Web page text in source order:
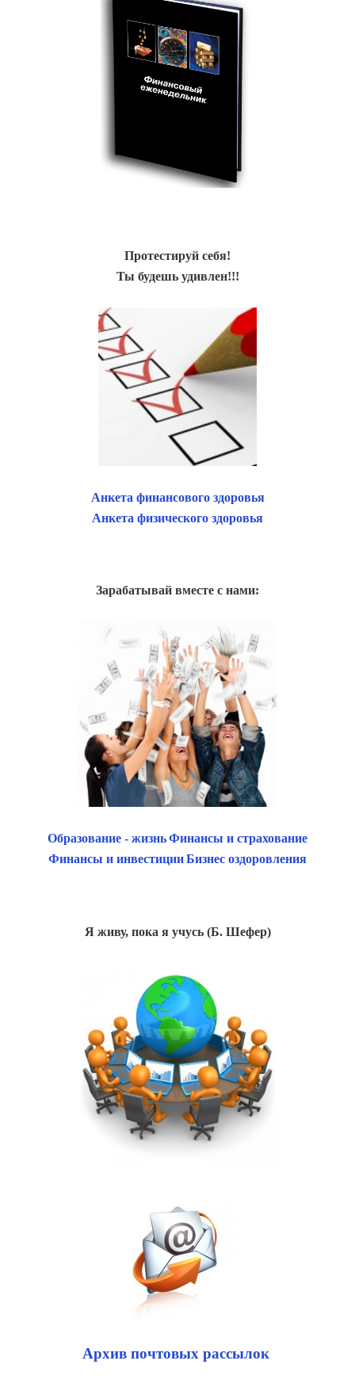
Протестируй себя!
Ты будешь удивлен!!!
Анкета финансового здоровья
Анкета физического здоровья
Зарабатывай вместе с нами:
Образование - жизньФинансы и страхование
Финансы и инвестицииБизнес оздоровления
Я живу, пока я учусь (Б. Шефер)
Архив почтовых рассылок